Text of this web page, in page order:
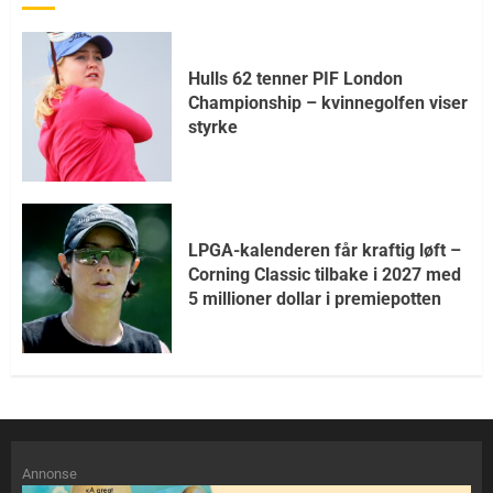
Hulls 62 tenner PIF London
Championship – kvinnegolfen viser
styrke
LPGA-kalenderen får kraftig løft –
Corning Classic tilbake i 2027 med
5 millioner dollar i premiepotten
Annonse